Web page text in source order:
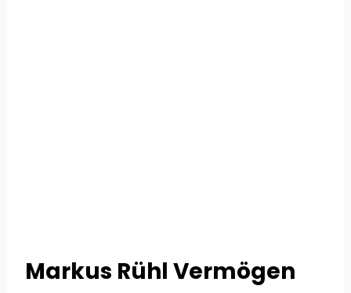
Markus Rühl Vermögen